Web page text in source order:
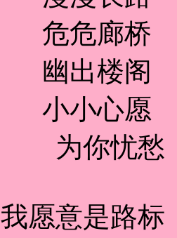
危危廊桥
幽出楼阁
小小心愿
为你忧
我愿意是路